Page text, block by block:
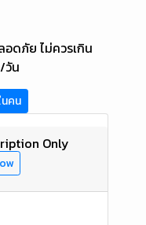
ดภัย ไม่ควรเกิน
วัน
คน
Only